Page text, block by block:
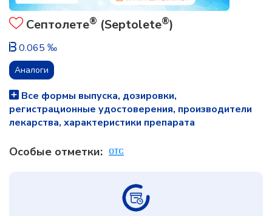
Септолете® (Septolete®)
0.065 ‰
Аналоги
Все формы выпуска, дозировки,
регистрационные удостоверения, производители
лекарства, характеристики препарата
Особые отметки: